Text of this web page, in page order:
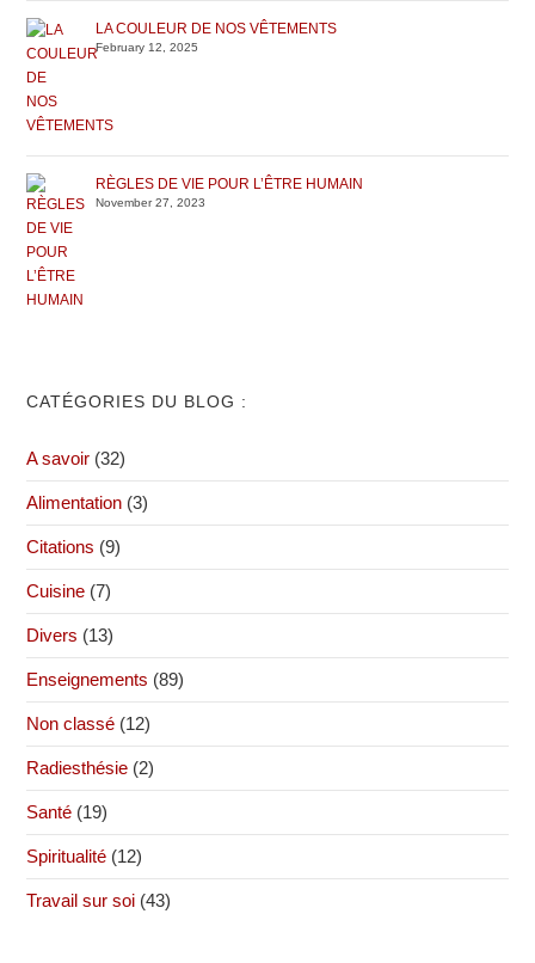
LA COULEUR DE NOS VÊTEMENTS
February 12, 2025
RÈGLES DE VIE POUR L’ÊTRE HUMAIN
November 27, 2023
CATÉGORIES DU BLOG :
A savoir (32)
Alimentation (3)
Citations (9)
Cuisine (7)
Divers (13)
Enseignements (89)
Non classé (12)
Radiesthésie (2)
Santé (19)
Spiritualité (12)
Travail sur soi (43)